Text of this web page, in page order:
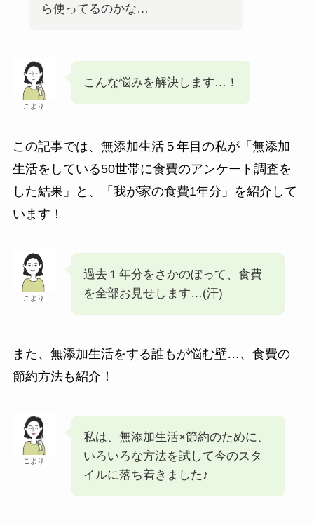
ら使ってるのかな…
こより
こんな悩みを解決します…！
この記事では、無添加生活５年目の私が「無添加
生活をしている50世帯に食費のアンケート調査を
した結果」と、「我が家の食費1年分」を紹介して
います！
こより
過去１年分をさかのぼって、食費
を全部お見せします…(汗)
また、無添加生活をする誰もが悩む壁…、食費の
節約方法も紹介！
こより
私は、無添加生活×節約のために、
いろいろな方法を試して今のスタ
イルに落ち着きました♪